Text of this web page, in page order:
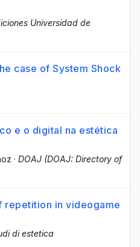
Universidad de
case of System Shock
e o digital na estética
· DOAJ (DOAJ: Directory of
in videogame
di estetica